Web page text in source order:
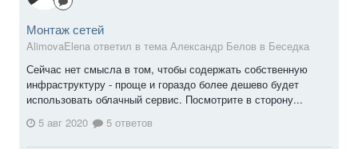
Монтаж сетей
AlimovaElena ответил в тема Александр Белов в Беседка
Сейчас нет смысла в том, чтобы содержать собственную
инфраструктуру - проще и гораздо более дешево будет
использовать облачный сервис. Посмотрите в сторону...
5 авг 2020
5 ответов